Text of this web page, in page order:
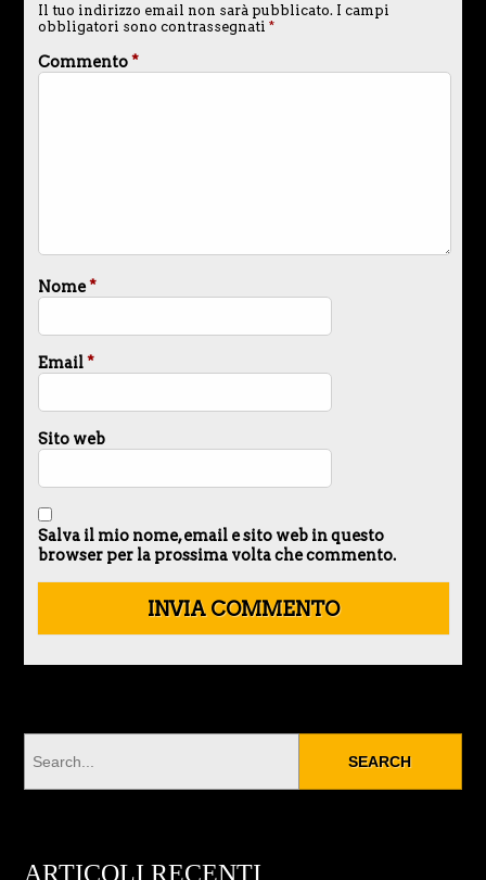
Il tuo indirizzo email non sarà pubblicato. I campi
obbligatori sono contrassegnati *
Commento*
Nome*
Email*
Sito web
Salva il mio nome, email e sito web in questo
browser per la prossima volta che commento.
ARTICOLI RECENTI